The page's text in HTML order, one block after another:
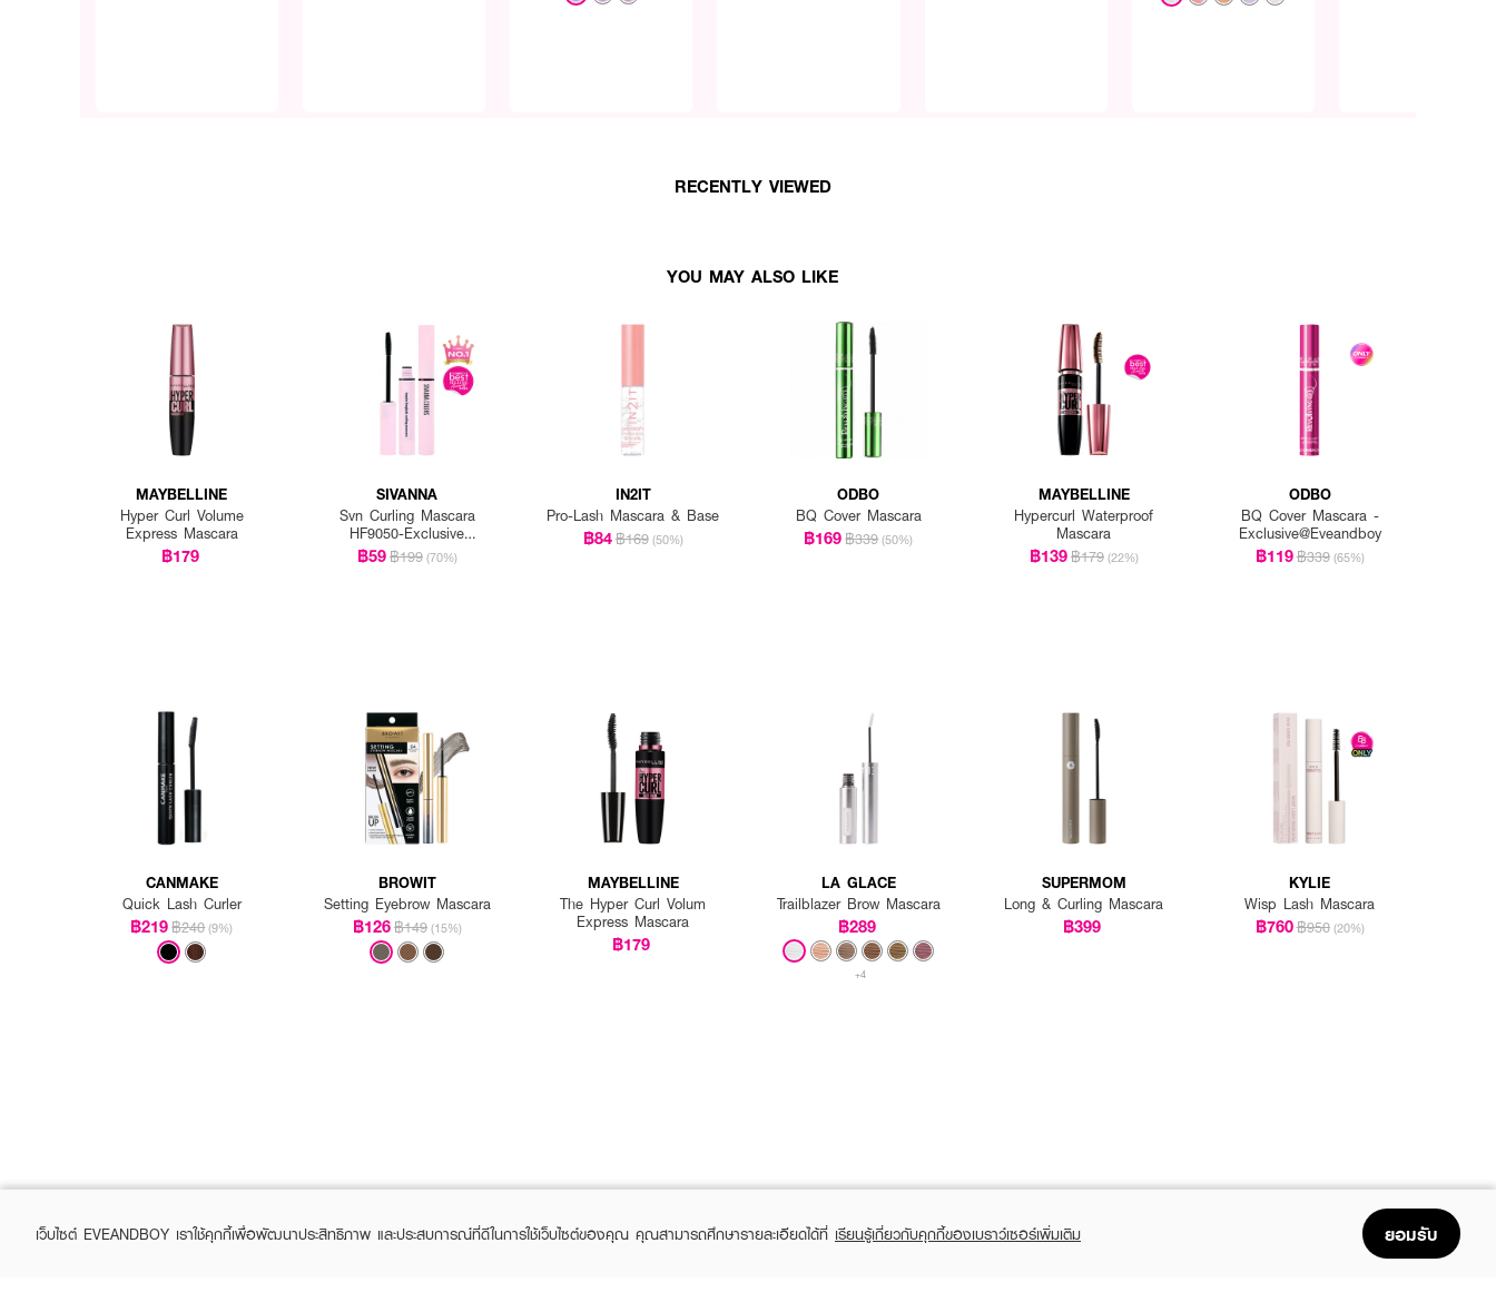
RECENTLY VIEWED
YOU MAY ALSO LIKE
MAYBELLINE
Hyper Curl Volume
Express Mascara
฿179
SIVANNA
Svn Curling Mascara
HF9050-Exclusive
EVEANDBOY
฿59฿199 (70%)
IN2IT
Pro-Lash Mascara & Base
฿84฿169 (50%)
ODBO
BQ Cover Mascara
฿169฿339 (50%)
MAYBELLINE
Hypercurl Waterproof
Mascara
฿139฿179 (22%)
ODBO
BQ Cover Mascara -
Exclusive@Eveandboy
฿119฿339 (65%)
CANMAKE
Quick Lash Curler
฿219฿240 (9%)
BROWIT
Setting Eyebrow Mascara
฿126฿149 (15%)
MAYBELLINE
The Hyper Curl Volum
Express Mascara
฿179
LA GLACE
Trailblazer Brow Mascara
฿289
+4
SUPERMOM
Long & Curling Mascara
฿399
KYLIE
Wisp Lash Mascara
฿760฿950 (20%)
เว็บไซต์ EVEANDBOY เราใช้คุกกี้เพื่อพัฒนาประสิทธิภาพ และประสบการณ์ที่ดีในการใช้เว็บไซต์ของคุณ คุณสามารถศึกษารายละเอียดได้ที่ เรียนรู้เกี่ยวกับคุกกี้ของเบราว์เซอร์เพิ่มเติม ยอมรับ